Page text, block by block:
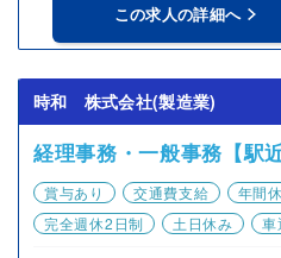
この求人の詳細へ
時和 株式会社(製造業)
経理事務・一般事務【駅
賞与あり
交通費支給 年間
完全週休2日制
土日休み 車